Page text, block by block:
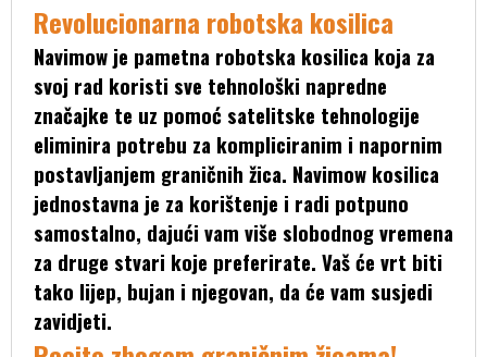
Revolucionarna robotska kosilica
Navimow je pametna robotska kosilica koja za
svoj rad koristi sve tehnološki napredne
značajke te uz pomoć satelitske tehnologije
eliminira potrebu za kompliciranim i napornim
postavljanjem graničnih žica. Navimow kosilica
jednostavna je za korištenje i radi potpuno
samostalno, dajući vam više slobodnog vremena
za druge stvari koje preferirate. Vaš će vrt biti
tako lijep, bujan i njegovan, da će vam susjedi
zavidjeti.